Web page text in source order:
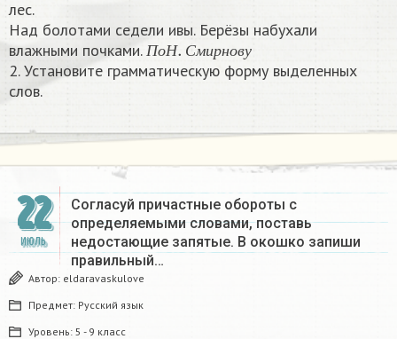
лес.
Над болотами седели ивы. Берёзы набухали
влажными почками.
П о Н См ирн ов у
По Н.Смирно ву
2. Установите грамматическую форму выделенных
слов.​
22
ИЮЛЬ
Согласуй причастные обороты с
определяемыми словами, поставь
недостающие запятые. В окошко запиши
правильный…
Автор: eldaravaskulove
Предмет: Русский язык
Уровень: 5 - 9 класс